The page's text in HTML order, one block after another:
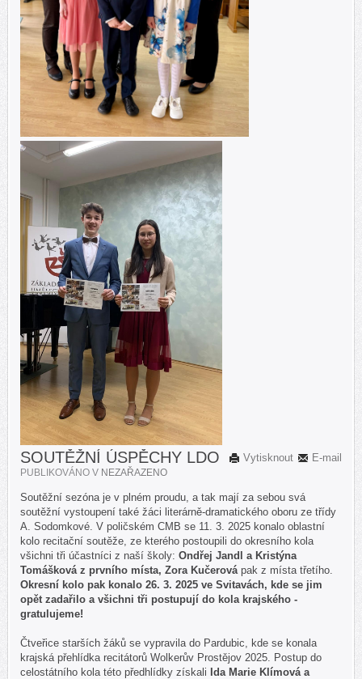
E-mail
Vytisknout
SOUTĚŽNÍ ÚSPĚCHY LDO
PUBLIKOVÁNO V NEZAŘAZENO
Soutěžní sezóna je v plném proudu, a tak mají za sebou svá
soutěžní vystoupení také žáci literárně-dramatického oboru ze třídy
A. Sodomkové. V poličském CMB se 11. 3. 2025 konalo oblastní
kolo recitační soutěže, ze kterého postoupili do okresního kola
všichni tři účastníci z naší školy: Ondřej Jandl a Kristýna
Tomášková z prvního místa, Zora Kučerová pak z místa třetího.
Okresní kolo pak konalo 26. 3. 2025 ve Svitavách, kde se jim
opět zadařilo a všichni tři postupují do kola krajského -
gratulujeme!
Čtveřice starších žáků se vypravila do Pardubic, kde se konala
krajská přehlídka recitátorů Wolkerův Prostějov 2025. Postup do
celostátního kola této předhlídky získali Ida Marie Klímová a